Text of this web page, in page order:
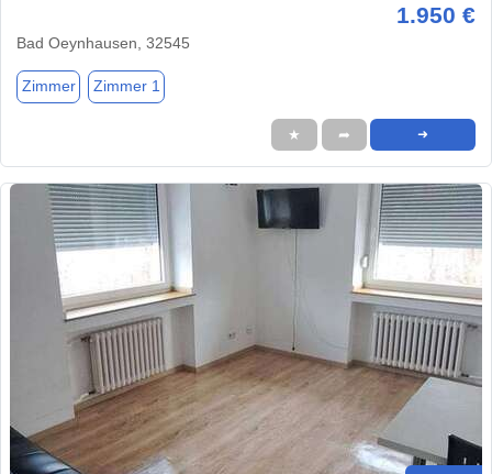
1.950 €
Bad Oeynhausen, 32545
Zimmer Zimmer 1
★ ➦ ➜